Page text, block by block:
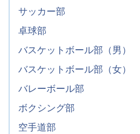
サッカー部
卓球部
バスケットボール部（男）
バスケットボール部（女）
バレーボール部
ボクシング部
空手道部